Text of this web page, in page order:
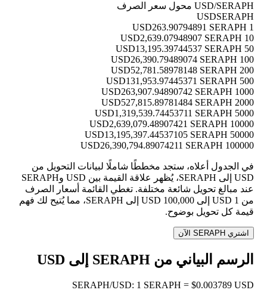
USD/SERAPH محول سعر الصرف
USDSERAPH
1 USD
263.90794891 SERAPH
10 USD
2,639.07948907 SERAPH
50 USD
13,195.39744537 SERAPH
100 USD
26,390.79489074 SERAPH
200 USD
52,781.58978148 SERAPH
500 USD
131,953.97445371 SERAPH
1000 USD
263,907.94890742 SERAPH
2000 USD
527,815.89781484 SERAPH
5000 USD
1,319,539.74453711 SERAPH
10000 USD
2,639,079.48907421 SERAPH
50000 USD
13,195,397.44537105 SERAPH
100000 USD
26,390,794.89074211 SERAPH
في الجدول أعلاه، ستجد مخططًا شاملًا لبيانات التحويل من
USD إلى SERAPH، يُظهر علاقة القيمة بين USD وSERAPH
عند مبالغ تحويل شائعة مختلفة. تغطي القائمة أسعار الصرف
من 1 USD إلى 100,000 USD إلى SERAPH، مما يُتيح لك فهم
قيمة كل تحويل بوضوح.
اشتري SERAPH الآن
الرسم البياني من SERAPH إلى USD
SERAPH/USD: 1 SERAPH = $0.003789 USD